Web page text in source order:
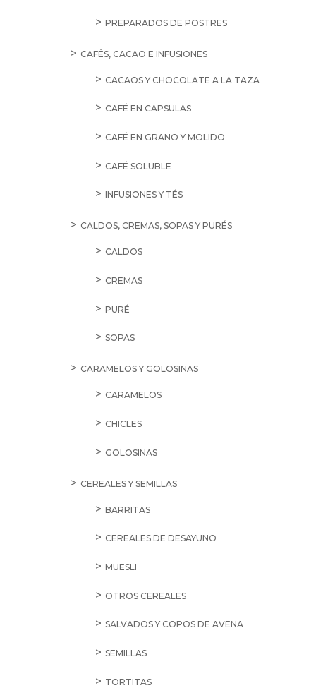
PREPARADOS DE POSTRES
CAFÉS, CACAO E INFUSIONES
CACAOS Y CHOCOLATE A LA TAZA
CAFÉ EN CAPSULAS
CAFÉ EN GRANO Y MOLIDO
CAFÉ SOLUBLE
INFUSIONES Y TÉS
CALDOS, CREMAS, SOPAS Y PURÉS
CALDOS
CREMAS
PURÉ
SOPAS
CARAMELOS Y GOLOSINAS
CARAMELOS
CHICLES
GOLOSINAS
CEREALES Y SEMILLAS
BARRITAS
CEREALES DE DESAYUNO
MUESLI
OTROS CEREALES
SALVADOS Y COPOS DE AVENA
SEMILLAS
TORTITAS